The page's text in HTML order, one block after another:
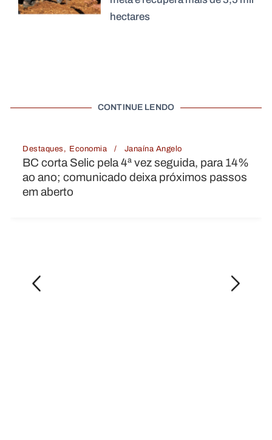
hectares
CONTINUE LENDO
Destaques Economia Janaína Angelo
BC corta Selic pela 4ª vez seguida, para 14%
ao ano; comunicado deixa próximos passos
em aberto